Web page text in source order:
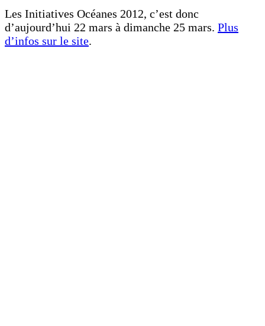
Les Initiatives Océanes 2012, c’est donc
d’aujourd’hui 22 mars à dimanche 25 mars. Plus
d’infos sur le site.